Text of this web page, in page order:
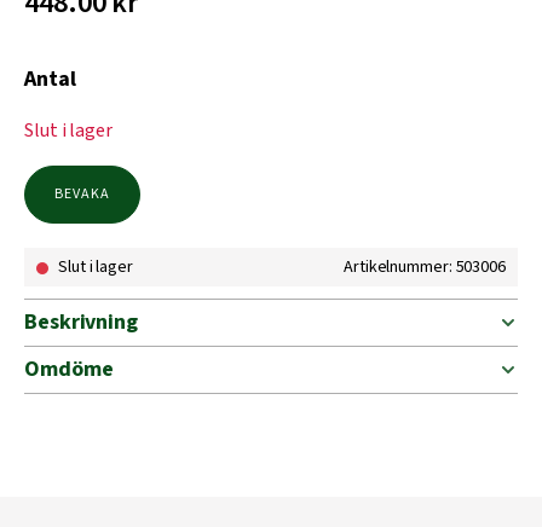
Antal
Slut i lager
BEVAKA
Slut i lager Artikelnummer: 503006
Beskrivning
Omdöme